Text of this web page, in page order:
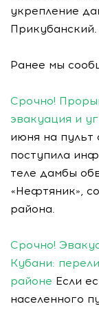
укрепление
Прикубанский.
Ранее мы
Срочно!
эвакуация и
июня на пульт
поступила
теле дамбы
«Нефтяник»,
района.
Срочно!
Кубани:
районе Если
населенного